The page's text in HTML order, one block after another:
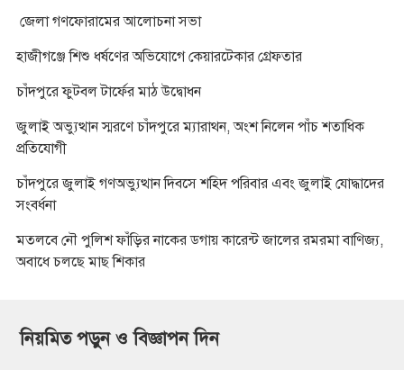
জেলা গণফোরামের আলোচনা সভা
হাজীগঞ্জে শিশু ধর্ষণের অভিযোগে কেয়ারটেকার গ্রেফতার
চাঁদপুরে ফুটবল টার্ফের মাঠ উদ্বোধন
জুলাই অভ্যুত্থান স্মরণে চাঁদপুরে ম্যারাথন, অংশ নিলেন পাঁচ শতাধিক
প্রতিযোগী
চাঁদপুরে জুলাই গণঅভ্যুত্থান দিবসে শহিদ পরিবার এবং জুলাই যোদ্ধাদের
সংবর্ধনা
মতলবে নৌ পুলিশ ফাঁড়ির নাকের ডগায় কারেন্ট জালের রমরমা বাণিজ্য,
অবাধে চলছে মাছ শিকার
নিয়মিত পড়ুন ও বিজ্ঞাপন দিন